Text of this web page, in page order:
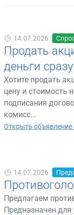
14.07.2026
Продать
деньги
Хотите продать
цену и стоимость
подписания
комисс...
Открыть объявление
14.07.2026
Предлагаем
Предназначен для